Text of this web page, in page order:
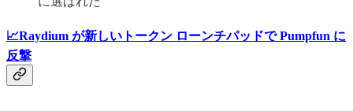
📈Raydium が新しいトークン ローンチパッドで Pumpfun に
反撃